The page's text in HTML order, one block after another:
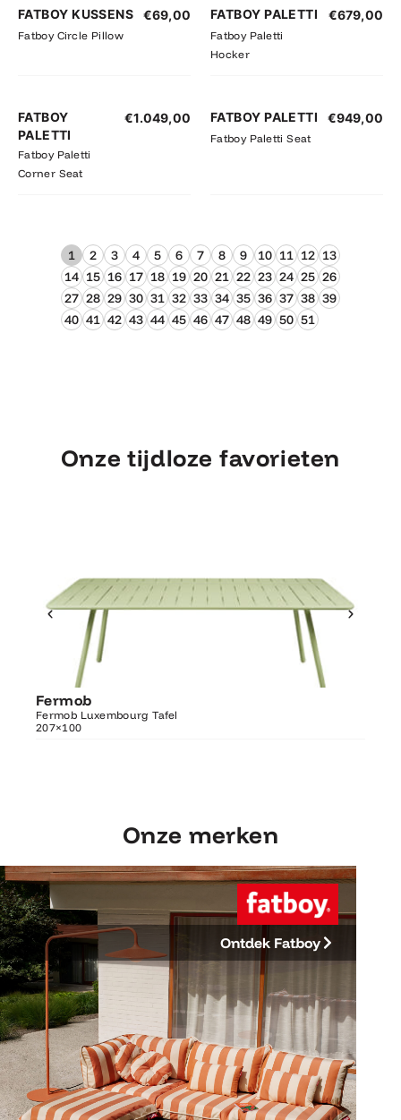
FATBOY KUSSENS
Fatboy Circle Pillow
€69,00 FATBOY PALETTI
Fatboy Paletti
Hocker
€679,00
FATBOY
PALETTI
Fatboy Paletti
Corner Seat
€1.049,00 FATBOY PALETTI
Fatboy Paletti Seat
€949,00
1 2 3 4 5 6 7 8 9 10 11 12 13
14 15 16 17 18 19 20 21 22 23 24 25 26
27 28 29 30 31 32 33 34 35 36 37 38 39
40 41 42 43 44 45 46 47 48 49 50 51
Onze tijdloze favorieten
Fermob
Fermob Luxembourg Tafel
207×100Luxembourg Tafel 207×100
Onze merken
Ontdek Fatboy